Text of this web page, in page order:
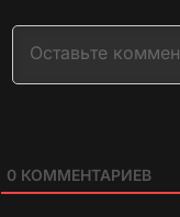
0 КОММЕНТАРИЕВ